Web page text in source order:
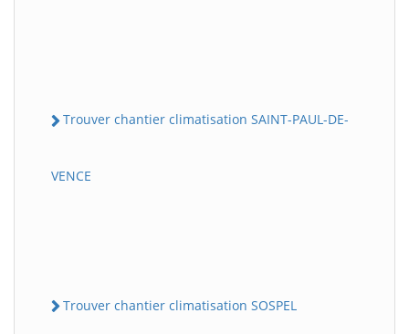
Trouver chantier climatisation SAINT-PAUL-DE-
VENCE
Trouver chantier climatisation SOSPEL